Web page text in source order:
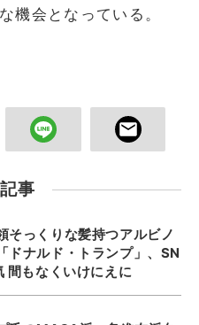
機会となっている。
事
そっくりな髪持つアルビノ
ドナルド・トランプ」、SN
間もなくいけにえに